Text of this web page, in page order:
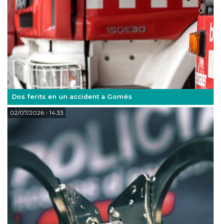
Dos ferits en un accident a Gomés
02/07/2026- 14:33